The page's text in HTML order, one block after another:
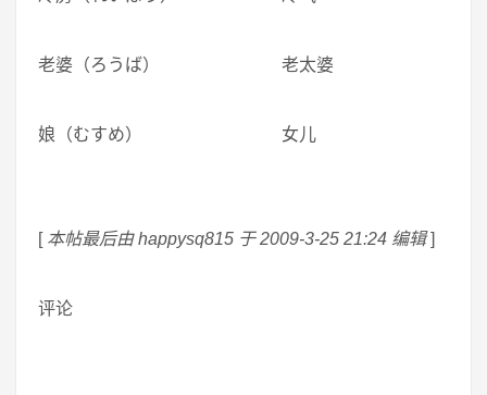
老婆（ろうば） 老太婆
娘（むすめ） 女儿
[本帖最后由 happysq815 于 2009-3-25 21:24 编辑]
评论